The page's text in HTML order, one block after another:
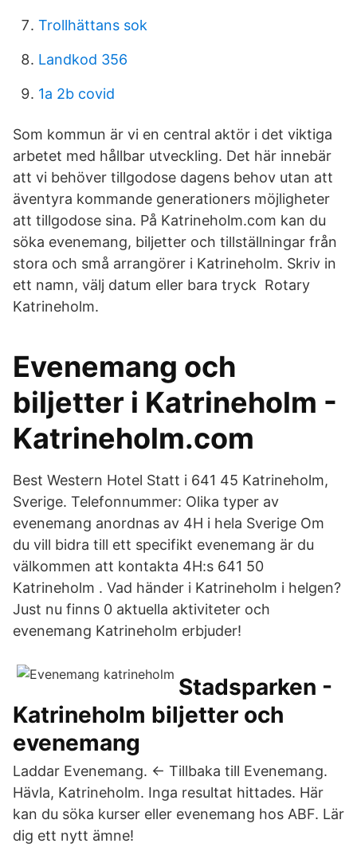
Trollhättans sok
Landkod 356
1a 2b covid
Som kommun är vi en central aktör i det viktiga
arbetet med hållbar utveckling. Det här innebär
att vi behöver tillgodose dagens behov utan att
äventyra kommande generationers möjligheter
att tillgodose sina. På Katrineholm.com kan du
söka evenemang, biljetter och tillställningar från
stora och små arrangörer i Katrineholm. Skriv in
ett namn, välj datum eller bara tryck Rotary
Katrineholm.
Evenemang och
biljetter i Katrineholm -
Katrineholm.com
Best Western Hotel Statt i 641 45 Katrineholm,
Sverige. Telefonnummer: Olika typer av
evenemang anordnas av 4H i hela Sverige Om
du vill bidra till ett specifikt evenemang är du
välkommen att kontakta 4H:s 641 50
Katrineholm . Vad händer i Katrineholm i helgen?
Just nu finns 0 aktuella aktiviteter och
evenemang Katrineholm erbjuder!
Stadsparken -
Katrineholm biljetter och
evenemang
Laddar Evenemang. ← Tillbaka till Evenemang.
Hävla, Katrineholm. Inga resultat hittades. Här
kan du söka kurser eller evenemang hos ABF. Lär
dig ett nytt ämne!